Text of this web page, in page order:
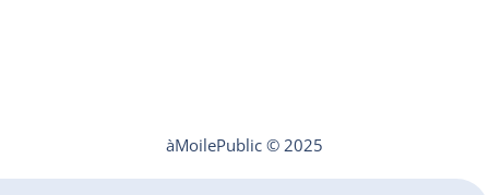
àMoilePublic © 2025